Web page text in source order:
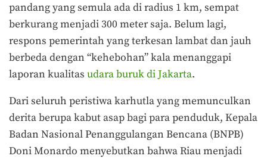
pandang yang semula ada di radius 1 km, sempat
berkurang menjadi 300 meter saja. Belum lagi,
respons pemerintah yang terkesan lambat dan jauh
berbeda dengan “kehebohan” kala menanggapi
laporan kualitas udara buruk di Jakarta.
Dari seluruh peristiwa karhutla yang memunculkan
derita berupa kabut asap bagi para penduduk, Kepala
Badan Nasional Penanggulangan Bencana (BNPB)
Doni Monardo menyebutkan bahwa Riau menjadi